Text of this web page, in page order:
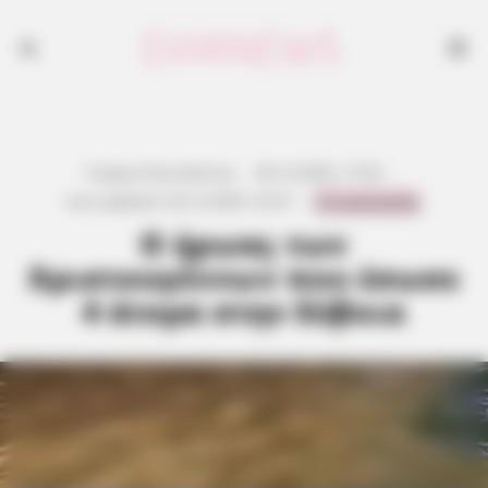
Ο ήρωας των
Χριστουγέννων που έσωσε
4 άτομα στην Εύβοια